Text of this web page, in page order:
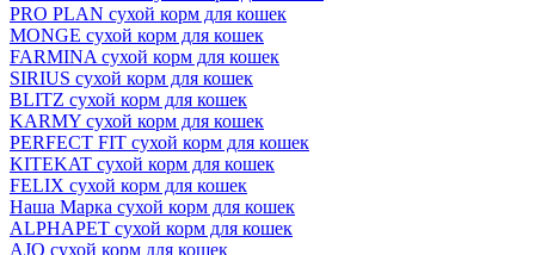
PRO PLAN сухой корм для кошек
MONGE сухой корм для кошек
FARMINA сухой корм для кошек
SIRIUS сухой корм для кошек
BLITZ сухой корм для кошек
KARMY сухой корм для кошек
PERFECT FIT сухой корм для кошек
KITEKAT сухой корм для кошек
FELIX сухой корм для кошек
Наша Марка сухой корм для кошек
ALPHAPET сухой корм для кошек
AJO сухой корм для кошек